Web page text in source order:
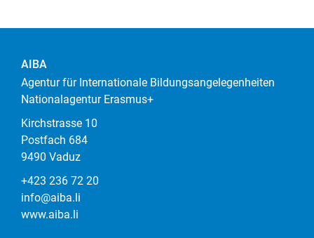
AIBA
Agentur für Internationale Bildungsangelegenheiten
Nationalagentur Erasmus+
Kirchstrasse 10
Postfach 684
9490 Vaduz
+423 236 72 20
info@aiba.li
www.aiba.li